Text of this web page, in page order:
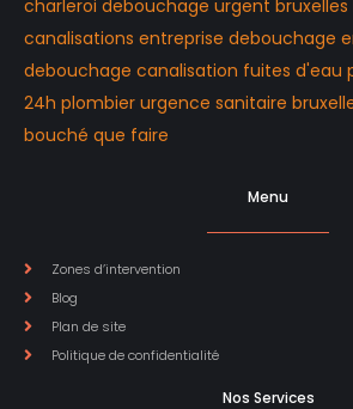
charleroi debouchage urgent bruxelles
canalisations entreprise debouchage
debouchage canalisation fuites d'eau
24h plombier urgence sanitaire
bouché que faire
Menu
Zones d’intervention
Blog
Plan de site
Politique de confidentialité
Nos Services